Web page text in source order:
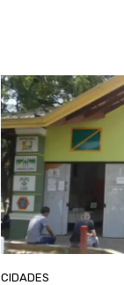
CIDADES